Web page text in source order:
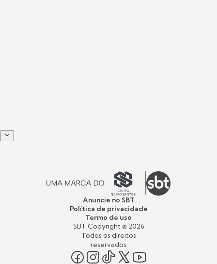
Anuncie no SBT
Política de privacidade
Termo de uso
SBT Copyright © 2026
Todos os direitos
reservados